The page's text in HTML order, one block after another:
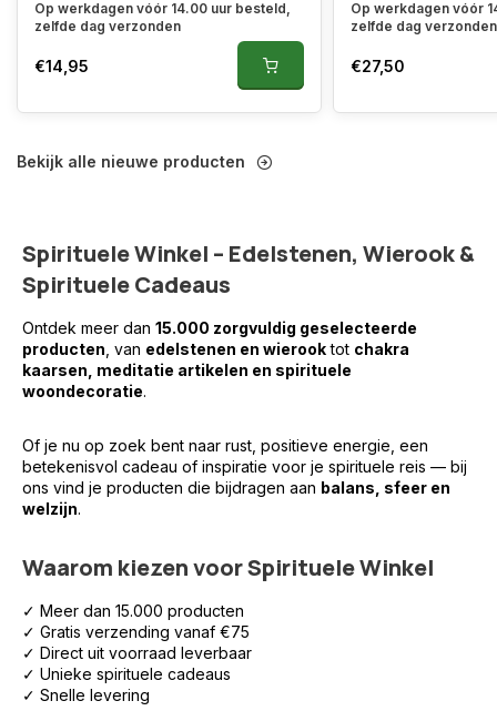
Op werkdagen vóór 14.00 uur besteld,
zelfde dag verzonden
€14,95
Op werkdagen vóór
zelfde dag verzonden
€27,50
Bekijk alle nieuwe producten
Spirituele Winkel – Edelstenen, Wierook &
Spirituele Cadeaus
Ontdek meer dan 15.000 zorgvuldig geselecteerde
producten , van edelstenen en wierooktot chakra
kaarsen, meditatie artikelen en spirituele
woondecoratie.
Of je nu op zoek bent naar rust, positieve energie, een
betekenisvol cadeau of inspiratie voor je spirituele reis — bij
ons vind je producten die bijdragen aan balans, sfeer en
welzijn.
Waarom kiezen voor Spirituele Winkel
✓ Meer dan 15.000 producten
✓ Gratis verzending vanaf €75
✓ Direct uit voorraad leverbaar
✓ Unieke spirituele cadeaus
✓ Snelle levering